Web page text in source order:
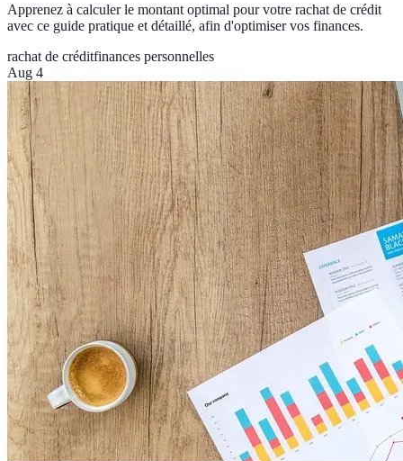
Apprenez à calculer le montant optimal pour votre rachat de crédit
avec ce guide pratique et détaillé, afin d'optimiser vos finances.
rachat de créditfinances personnelles
Aug 4